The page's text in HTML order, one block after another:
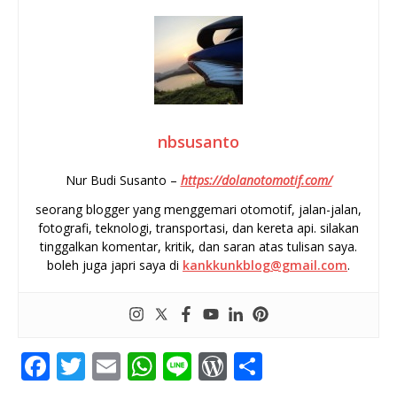
nbsusanto
Nur Budi Susanto – https://dolanotomotif.com/
seorang blogger yang menggemari otomotif, jalan-jalan,
fotografi, teknologi, transportasi, dan kereta api. silakan
tinggalkan komentar, kritik, dan saran atas tulisan saya.
boleh juga japri saya di kankkunkblog@gmail.com.
F T E W Li W